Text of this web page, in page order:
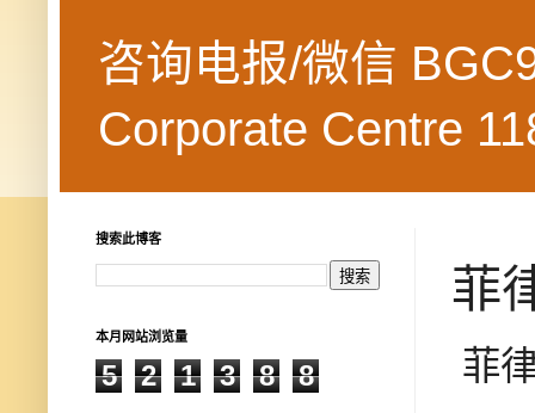
咨询电报/微信
Corporate Centre
菲
菲
搜索此博客
本月网站浏览量
5 2 1 3 8 8